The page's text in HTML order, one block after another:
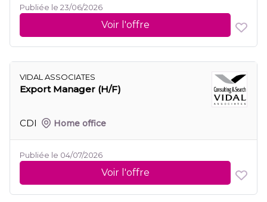
Publiée le 23/06/2026
Voir l'offre
VIDAL ASSOCIATES
Export Manager (H/F)
CDI Home office
Publiée le 04/07/2026
Voir l'offre